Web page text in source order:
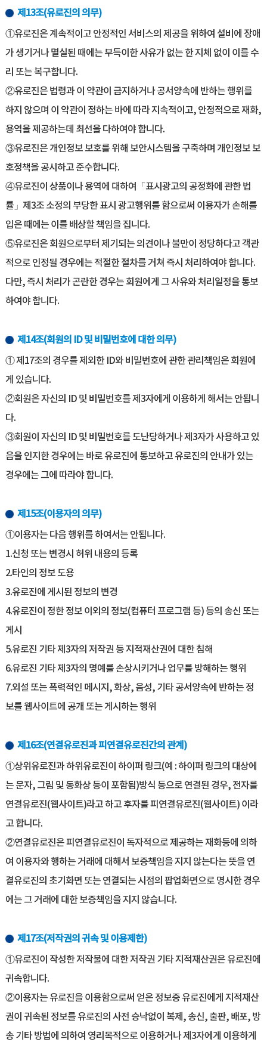
제13조(유로진의 의무)
①유로진은 계속적이고 안정적인 서비스의 제공을 위하여 설비에 장애
가 생기거나 멸실된 때에는 부득이한 사유가 없는 한 지체 없이 이를 수
리 또는 복구합니다.
②유로진은 법령과 이 약관이 금지하거나 공서양속에 반하는 행위를
하지 않으며 이 약관이 정하는 바에 따라 지속적이고, 안정적으로 재화,
용역을 제공하는데 최선을 다하여야 합니다.
③유로진은 개인정보 보호를 위해 보안시스템을 구축하며 개인정보 보
호정책을 공시하고 준수합니다.
④유로진이 상품이나 용역에 대하여「표시광고의 공정화에 관한 법
률」제3조 소정의 부당한 표시 광고행위를 함으로써 이용자가 손해를
입은 때에는 이를 배상할 책임을 집니다.
⑤유로진은 회원으로부터 제기되는 의견이나 불만이 정당하다고 객관
적으로 인정될 경우에는 적절한 절차를 거쳐 즉시 처리하여야 합니다.
다만, 즉시 처리가 곤란한 경우는 회원에게 그 사유와 처리일정을 통보
하여야 합니다.
제14조(회원의 ID 및 비밀번호에 대한 의무)
① 제17조의 경우를 제외한 ID와 비밀번호에 관한 관리책임은 회원에
게 있습니다.
②회원은 자신의 ID 및 비밀번호를 제3자에게 이용하게 해서는 안됩니
다.
③회원이 자신의 ID 및 비밀번호를 도난당하거나 제3자가 사용하고 있
음을 인지한 경우에는 바로 유로진에 통보하고 유로진의 안내가 있는
경우에는 그에 따라야 합니다.
제15조(이용자의 의무)
①이용자는 다음 행위를 하여서는 안됩니다.
1.신청 또는 변경시 허위 내용의 등록
2.타인의 정보 도용
3.유로진에 게시된 정보의 변경
4.유로진이 정한 정보 이외의 정보(컴퓨터 프로그램 등) 등의 송신 또는
게시
5.유로진 기타 제3자의 저작권 등 지적재산권에 대한 침해
6.유로진 기타 제3자의 명예를 손상시키거나 업무를 방해하는 행위
7.외설 또는 폭력적인 메시지, 화상, 음성, 기타 공서양속에 반하는 정
보를 웹사이트에 공개 또는 게시하는 행위
제16조(연결유로진과 피연결유로진간의 관계)
①상위유로진과 하위유로진이 하이퍼 링크(예 : 하이퍼 링크의 대상에
는 문자, 그림 및 동화상 등이 포함됨)방식 등으로 연결된 경우, 전자를
연결유로진(웹사이트)라고 하고 후자를 피연결유로진(웹사이트) 이라
고 합니다.
②연결유로진은 피연결유로진이 독자적으로 제공하는 재화등에 의하
여 이용자와 행하는 거래에 대해서 보증책임을 지지 않는다는 뜻을 연
결유로진의 초기화면 또는 연결되는 시점의 팝업화면으로 명시한 경우
에는 그 거래에 대한 보증책임을 지지 않습니다.
제17조(저작권의 귀속 및 이용제한)
①유로진이 작성한 저작물에 대한 저작권 기타 지적재산권은 유로진에
귀속합니다.
②이용자는 유로진을 이용함으로써 얻은 정보중 유로진에게 지적재산
권이 귀속된 정보를 유로진의 사전 승낙없이 복제, 송신, 출판, 배포, 방
송 기타 방법에 의하여 영리목적으로 이용하거나 제3자에게 이용하게